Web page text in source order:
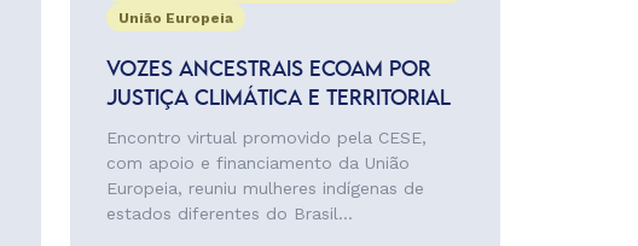
União Europeia
VOZES ANCESTRAIS ECOAM POR
JUSTIÇA CLIMÁTICA E TERRITORIAL
Encontro virtual promovido pela CESE,
com apoio e financiamento da União
Europeia, reuniu mulheres indígenas de
estados diferentes do Brasil...